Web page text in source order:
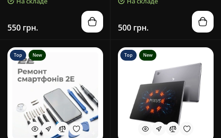
550 грн. 500 грн.
Top New Top New